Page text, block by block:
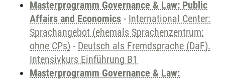
Masterprogramm Governance & Law: Public
Affairs and Economics - International Center:
Sprachangebot (ehemals Sprachenzentrum;
ohne CPs) - Deutsch als Fremdsprache (DaF).
Intensivkurs Einführung B1
Masterprogramm Governance & Law: